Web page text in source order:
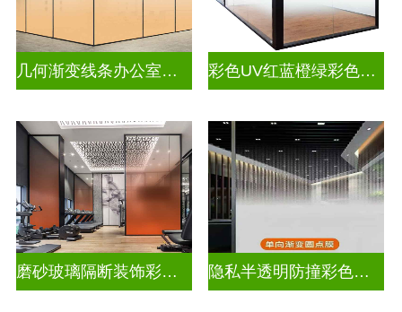
几何渐变线条办公室彩色渐变玻璃 彩色UV红蓝橙绿彩色渐变玻璃
磨砂玻璃隔断装饰彩色渐变玻璃 隐私半透明防撞彩色渐变玻璃